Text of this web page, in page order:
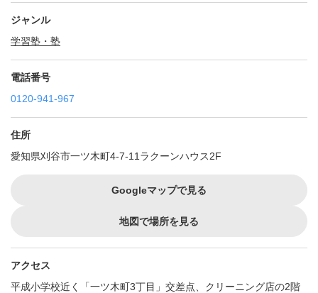
ジャンル
学習塾・塾
電話番号
0120-941-967
住所
愛知県刈谷市一ツ木町4-7-11ラクーンハウス2F
Googleマップで見る
地図で場所を見る
アクセス
平成小学校近く「一ツ木町3丁目」交差点、クリーニング店の2階